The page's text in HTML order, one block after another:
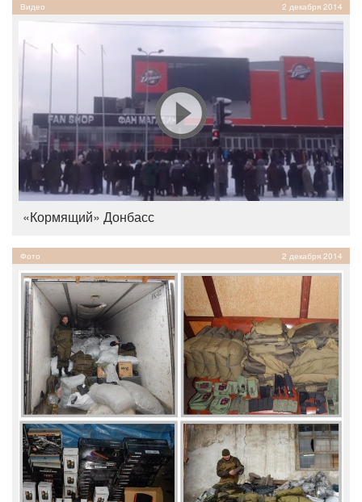
Видео 2 декабря 2014
«Кормящий» Донбасс
Фото 2 декабря 2014